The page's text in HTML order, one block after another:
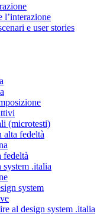
l’interazione
e user stories
(microtesti)
alta fedeltà
fedeltà
system .italia
system
al design system .italia